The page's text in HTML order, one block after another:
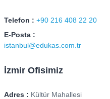
Telefon : +90 216 408 22 20
E-Posta :
istanbul@edukas.com.tr
İzmir Ofisimiz
Adres : Kültür Mahallesi